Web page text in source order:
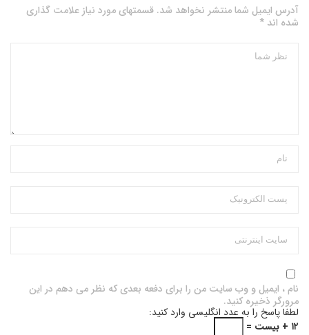
آدرس ایمیل شما منتشر نخواهد شد. قسمتهای مورد نیاز علامت گذاری
شده اند *
نام ، ایمیل و وب سایت من را برای دفعه بعدی که نظر می دهم در این
مرورگر ذخیره کنید.
لطفا پاسخ را به عدد انگلیسی وارد کنید:
۱۲ + بیست =